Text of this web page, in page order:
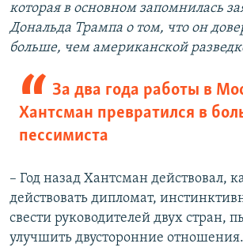
которая в основном запомнилась
Дональда Трампа о том, что он
больше, чем американской
За два года работы в
Хантсман превратился в
пессимиста
– Год назад Хантсман действовал,
действовать дипломат,
свести руководителей двух стран,
улучшить двусторонние